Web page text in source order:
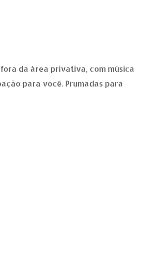
fora da área privativa, com música
para você. Prumadas para